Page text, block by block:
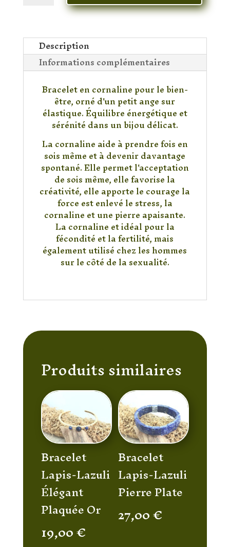
Description
Informations complémentaires
Bracelet en cornaline pour le bien-
être, orné d'un petit ange sur
élastique. Équilibre énergétique et
sérénité dans un bijou délicat.
La cornaline aide à prendre fois en
sois même et à devenir davantage
spontané. Elle permet l'acceptation
de sois même, elle favorise la
créativité, elle apporte le courage la
force est enlevé le stress, la
cornaline et une pierre apaisante.
La cornaline et idéal pour la
fécondité et la fertilité, mais
également utilisé chez les hommes
sur le côté de la sexualité.
Produits similaires
Bracelet
Lapis-Lazuli
Élégant
Plaquée Or
19,00€
Bracelet
Lapis-Lazuli
Pierre Plate
27,00€